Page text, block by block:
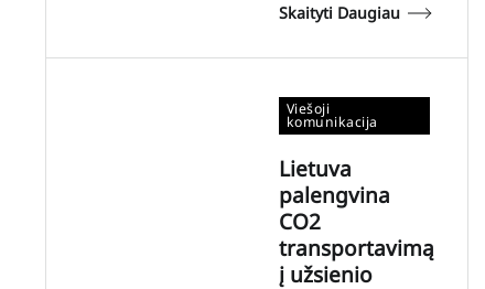
Skaityti Daugiau
Viešoji
komunikacija
Lietuva
palengvina
CO2
transportavimą
į užsienio